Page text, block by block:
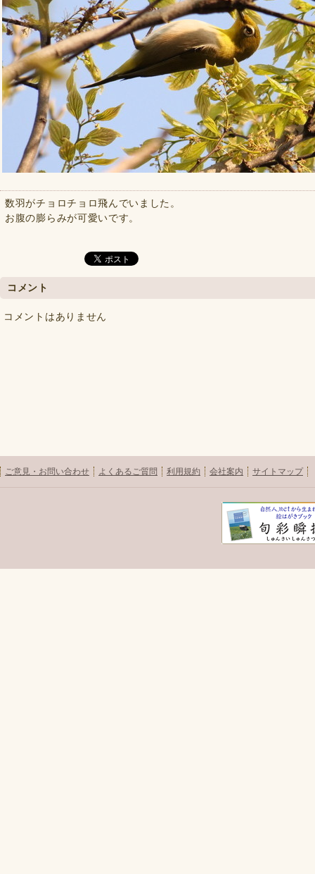
数羽がチョロチョロ飛んでいました。
お腹の膨らみが可愛いです。
コメント
コメントはありません
ご意見・お問い合わせ よくあるご質問 利用規約 会社案内 サイトマップ